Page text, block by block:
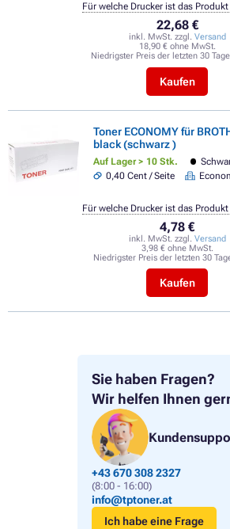
Sie haben Fragen?
Wir helfen Ihnen
+43 670 308 2327
(8:00 - 16:00)
info@tptoner.at
Ich habe eine Frage
22,68 €
inkl. MwSt. zzgl. Versand
18,90 € ohne MwSt.
Niedrigster Preis der letzten 30
Kaufen
Für welche Drucker ist das
Toner ECONOMY für
black (schwarz )
Auf Lager > 10 Stk.
0,40 Cent / Seite
4,78 €
inkl. MwSt. zzgl. Versand
3,98 € ohne MwSt.
Niedrigster Preis der letzten 30
Kaufen
Für welche Drucker ist das